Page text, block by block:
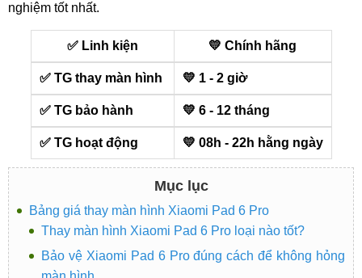
nghiệm tốt nhất.
✅ Linh kiện 💛 Chính hãng
✅ TG thay màn hình 💛 1 - 2 giờ
✅ TG bảo hành 💛 6 - 12 tháng
✅ TG hoạt động 💛 08h - 22h hằng ngày
Mục lục
Bảng giá thay màn hình Xiaomi Pad 6 Pro
Thay màn hình Xiaomi Pad 6 Pro loại nào tốt?
Bảo vệ Xiaomi Pad 6 Pro đúng cách để không hỏng